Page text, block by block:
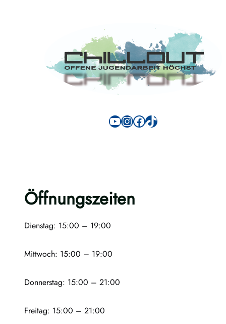
YouTube InstagramFacebook TikTok
Öffnungszeiten
Dienstag: 15:00 – 19:00
Mittwoch: 15:00 – 19:00
Donnerstag: 15:00 – 21:00
Freitag: 15:00 – 21:00